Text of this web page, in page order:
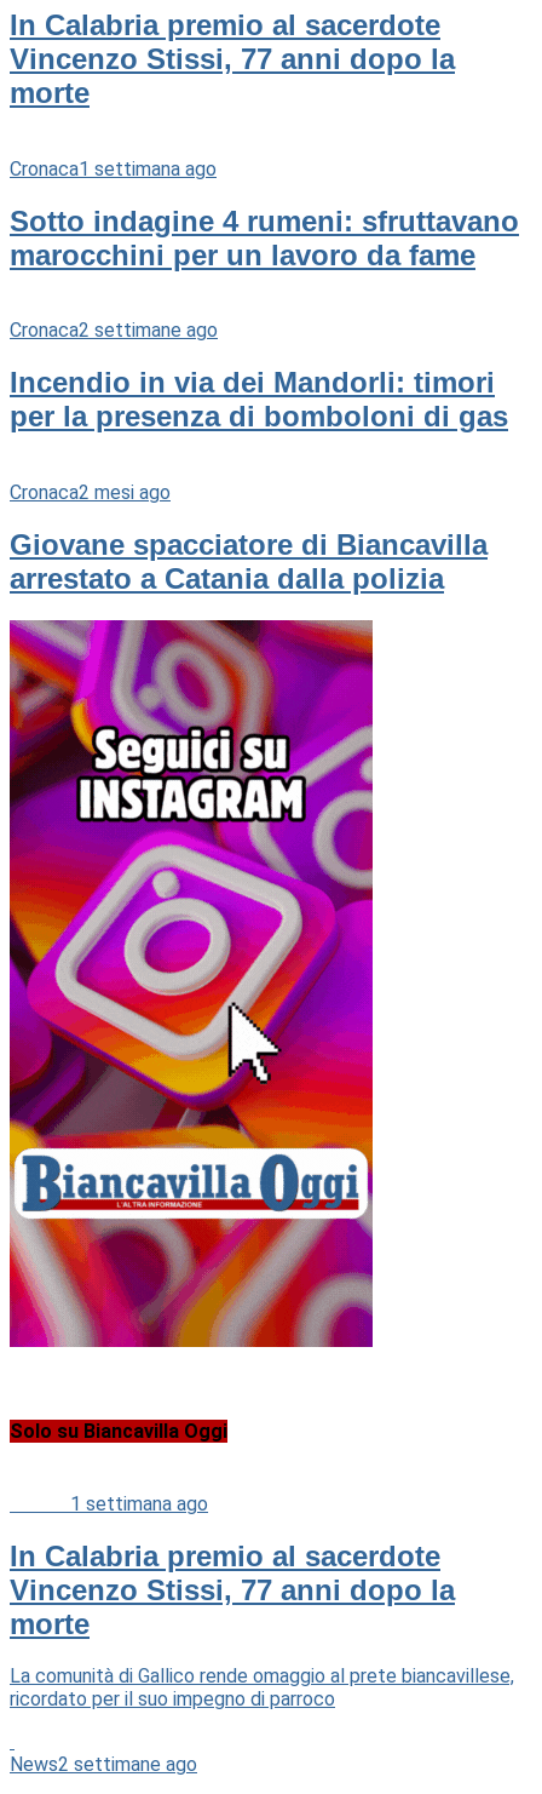
In Calabria premio al sacerdote
Vincenzo Stissi, 77 anni dopo la
morte
Cronaca1 settimana ago
Sotto indagine 4 rumeni: sfruttavano
marocchini per un lavoro da fame
Cronaca2 settimane ago
Incendio in via dei Mandorli: timori
per la presenza di bomboloni di gas
Cronaca2 mesi ago
Giovane spacciatore di Biancavilla
arrestato a Catania dalla polizia
Solo su Biancavilla Oggi
1 settimana ago
In Calabria premio al sacerdote
Vincenzo Stissi, 77 anni dopo la
morte
La comunità di Gallico rende omaggio al prete biancavillese,
ricordato per il suo impegno di parroco
News2 settimane ago